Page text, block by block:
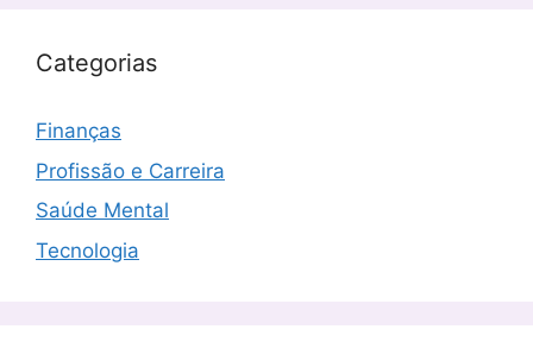
Categorias
Finanças
Profissão e Carreira
Saúde Mental
Tecnologia